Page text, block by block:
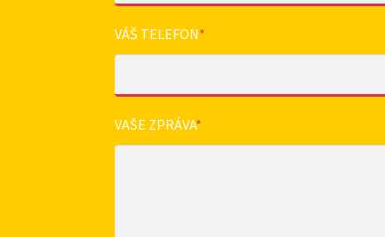
VÁŠ TELEFON*
VAŠE ZPRÁVA*